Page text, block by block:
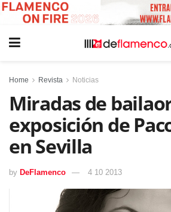
Home Revista Noticias
Miradas de
exposición de
en Sevilla
by DeFlamenco 4 10 2013